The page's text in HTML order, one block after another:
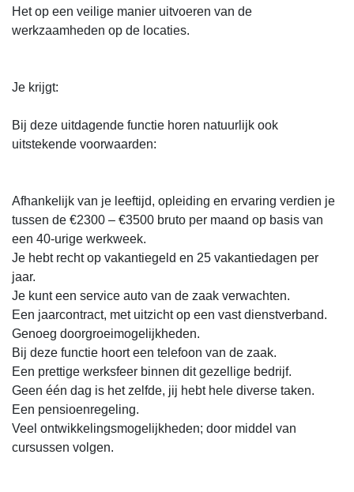
Het op een veilige manier uitvoeren van de
werkzaamheden op de locaties.
Je krijgt:
Bij deze uitdagende functie horen natuurlijk ook
uitstekende voorwaarden:
Afhankelijk van je leeftijd, opleiding en ervaring verdien je
tussen de €2300 – €3500 bruto per maand op basis van
een 40-urige werkweek.
Je hebt recht op vakantiegeld en 25 vakantiedagen per
jaar.
Je kunt een service auto van de zaak verwachten.
Een jaarcontract, met uitzicht op een vast dienstverband.
Genoeg doorgroeimogelijkheden.
Bij deze functie hoort een telefoon van de zaak.
Een prettige werksfeer binnen dit gezellige bedrijf.
Geen één dag is het zelfde, jij hebt hele diverse taken.
Een pensioenregeling.
Veel ontwikkelingsmogelijkheden; door middel van
cursussen volgen.